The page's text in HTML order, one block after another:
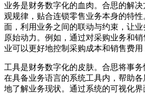
业务是财务数字化的血肉。合思的解
观规律，贴合连锁零售业务本身的特
面，利用业务之间的联动与约束，让
原始动力。例如，通过对采购业务和
业可以更好地控制采购成本和销售费用
工具是财务数字化的皮肤。合思将事
在具备业务语言的系统工具内，帮助
地了解业务现状。通过系统的可视化